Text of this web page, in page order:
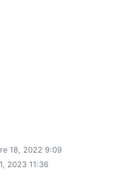
18, 2022 9:09
2023 11:36